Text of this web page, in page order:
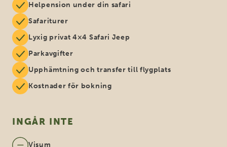
Helpension under din safari
Safariturer
Lyxig privat 4×4 Safari Jeep
Parkavgifter
Upphämtning och transfer till flygplats
Kostnader för bokning
INGÅR INTE
Visum